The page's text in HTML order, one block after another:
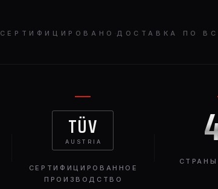
СЕРТИФИЦИРОВАНО ·ДОСТАВКА ПО
TÜV
AUSTRIA
СЕРТИФИЦИРОВАННОЕ
ПРОИЗВОДСТВО